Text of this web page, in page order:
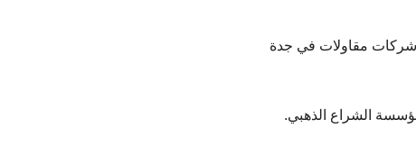
مقاولات في جدة